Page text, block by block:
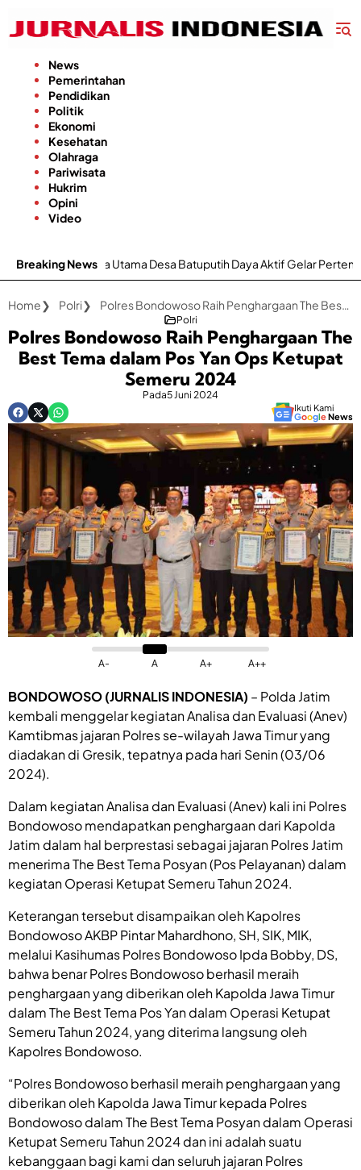
konten
News
Pemerintahan
Pendidikan
Politik
Ekonomi
Kesehatan
Olahraga
Pariwisata
Hukrim
Opini
Video
Breaking News
Desa Batuputih Daya Aktif Gelar Pertemuan Rutin, Kini
Home Polri Polres Bondowoso Raih Penghargaan The Best Tema dalam Pos Yan Ops Ketupat Semeru 2024
Polri
Polres Bondowoso Raih Penghargaan The
Best Tema dalam Pos Yan Ops Ketupat
Semeru 2024
Pada5 Juni 2024
Ikuti Kami
GoogleNews
A- A A+ A++
BONDOWOSO (JURNALIS INDONESIA) – Polda Jatim
kembali menggelar kegiatan Analisa dan Evaluasi (Anev)
Kamtibmas jajaran Polres se-wilayah Jawa Timur yang
diadakan di Gresik, tepatnya pada hari Senin (03/06
2024).
Dalam kegiatan Analisa dan Evaluasi (Anev) kali ini Polres
Bondowoso mendapatkan penghargaan dari Kapolda
Jatim dalam hal berprestasi sebagai jajaran Polres Jatim
menerima The Best Tema Posyan (Pos Pelayanan) dalam
kegiatan Operasi Ketupat Semeru Tahun 2024.
Keterangan tersebut disampaikan oleh Kapolres
Bondowoso AKBP Pintar Mahardhono, SH, SIK, MIK,
melalui Kasihumas Polres Bondowoso Ipda Bobby, DS,
bahwa benar Polres Bondowoso berhasil meraih
penghargaan yang diberikan oleh Kapolda Jawa Timur
dalam The Best Tema Pos Yan dalam Operasi Ketupat
Semeru Tahun 2024, yang diterima langsung oleh
Kapolres Bondowoso.
“Polres Bondowoso berhasil meraih penghargaan yang
diberikan oleh Kapolda Jawa Timur kepada Polres
Bondowoso dalam The Best Tema Posyan dalam Operasi
Ketupat Semeru Tahun 2024 dan ini adalah suatu
kebanggaan bagi kami dan seluruh jajaran Polres